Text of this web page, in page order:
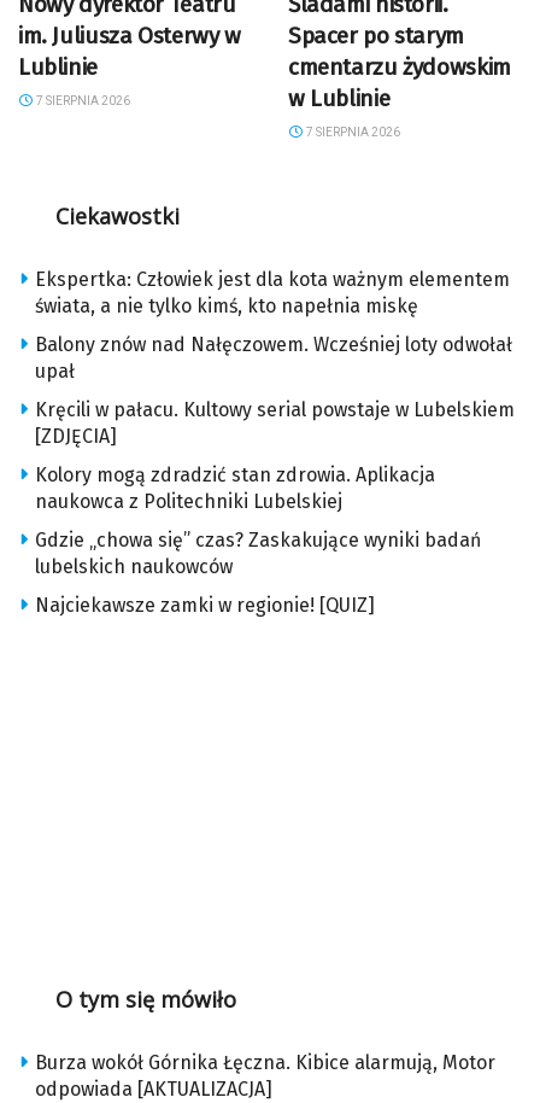
im. Juliusza Osterwy w
Lublinie
7 SIERPNIA 2026
Spacer po starym
cmentarzu żydowskim
w Lublinie
7 SIERPNIA 2026
Ciekawostki
Ekspertka: Człowiek jest dla kota ważnym elementem
świata, a nie tylko kimś, kto napełnia miskę
Balony znów nad Nałęczowem. Wcześniej loty odwołał
upał
Kręcili w pałacu. Kultowy serial powstaje w Lubelskiem
[ZDJĘCIA]
Kolory mogą zdradzić stan zdrowia. Aplikacja
naukowca z Politechniki Lubelskiej
Gdzie „chowa się” czas? Zaskakujące wyniki badań
lubelskich naukowców
Najciekawsze zamki w regionie! [QUIZ]
O tym się mówiło
Burza wokół Górnika Łęczna. Kibice alarmują, Motor
odpowiada [AKTUALIZACJA]